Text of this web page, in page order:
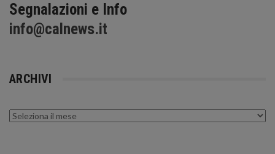
Segnalazioni e Info
info@calnews.it
ARCHIVI
Archivi